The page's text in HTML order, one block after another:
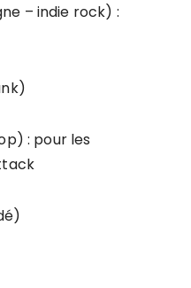
– indie rock) :
: pour les